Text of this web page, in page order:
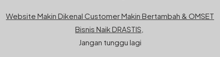
Website Makin Dikenal Customer Makin Bertambah & OMSET
Bisnis Naik DRASTIS,
Jangan tunggu lagi